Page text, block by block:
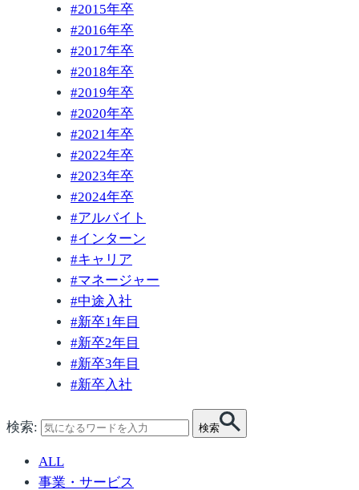
#2015年卒
#2016年卒
#2017年卒
#2018年卒
#2019年卒
#2020年卒
#2021年卒
#2022年卒
#2023年卒
#2024年卒
#アルバイト
#インターン
#キャリア
#マネージャー
#中途入社
#新卒1年目
#新卒2年目
#新卒3年目
#新卒入社
検索: 検索
ALL
事業・サービス